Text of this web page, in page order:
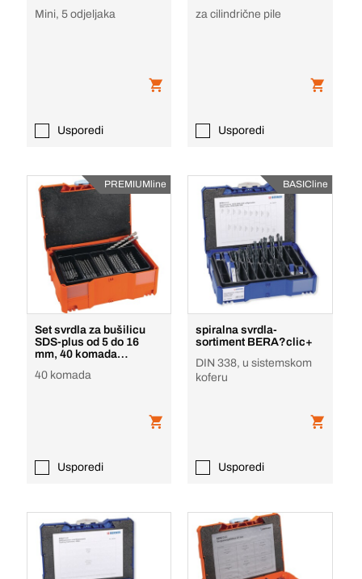
Mini, 5 odjeljaka
Usporedi
za cilindrične pile
Usporedi
PREMIUMline
Set svrdla za bušilicu
SDS-plus od 5 do 16
mm, 40 komada
40 komada
Usporedi
BASICline
spiralna svrdla-
sortiment BERA?clic+
DIN 338, u sistemskom
koferu
Usporedi